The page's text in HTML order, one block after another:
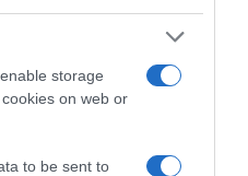
storage
on web or
to be sent to